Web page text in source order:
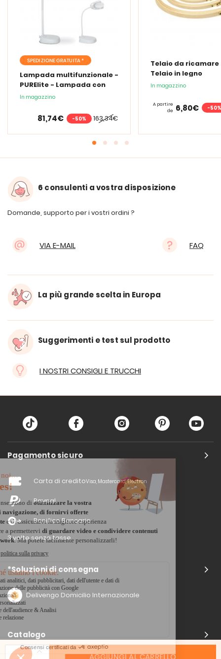
AGGIUNGI AL CARRELLO
SPEDIZIONE GRATUITA *
Lampada multifunzionale -
PURElite - Lampada con
lente d'ingrandimento
In magazzino
163,34€
81,74€ -50%
Telaio da ricamare
Telaio in legno
In magazzino
A partire
de 6,80€ -50%
6 consulenti a vostra disposizione
Domande, supporto per i vostri ordini ?
VIA E-MAIL FAQ
La più grande scelta in Europa
Suggerimenti e test sul prodotto
I NOSTRI CONSIGLI E TRUCCHI
Pagamento sicuro
Carta di creditoVisa, Mastercard, Electron
Paypal
Bonifico Bancario
3 volte senza tasse
*Soluzioni di consegna
Delivengo Domicilio Internazionale
Catalogo